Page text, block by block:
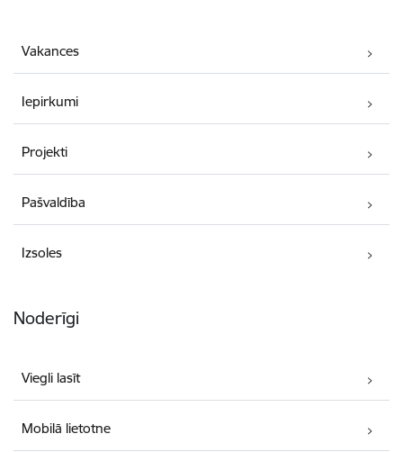
Vakances
Iepirkumi
Projekti
Pašvaldība
Izsoles
Noderīgi
Viegli lasīt
Mobilā lietotne